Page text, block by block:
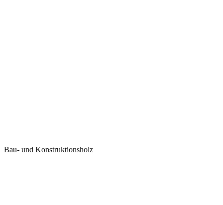
Bau- und Konstruktionsholz